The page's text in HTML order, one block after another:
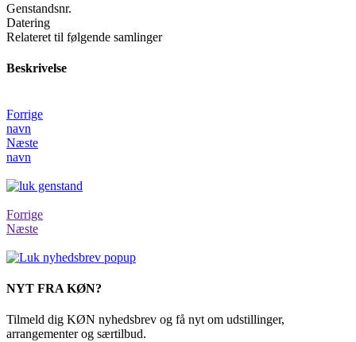
Genstandsnr.
Datering
Relateret til følgende samlinger
Beskrivelse
Forrige
navn
Næste
navn
Forrige
Næste
NYT FRA KØN?
Tilmeld dig KØN nyhedsbrev og få nyt om udstillinger,
arrangementer og særtilbud.